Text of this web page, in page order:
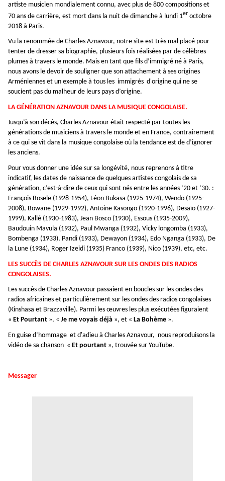
artiste musicien mondialement connu, avec plus de 800 compositions et
70 ans de carrière, est mort dans la nuit de dimanche à lundi 1er octobre
2018 à Paris.
Vu la renommée de Charles Aznavour, notre site est très mal placé pour
tenter de dresser sa biographie, plusieurs fois réalisées par de célèbres
plumes à travers le monde. Mais en tant que fils d’immigré né à Paris,
nous avons le devoir de souligner que son attachement à ses origines
Arméniennes et un exemple à tous les immigrés d'origine qui ne se
soucient pas du malheur de leurs pays d’origine.
LA GÉNÉRATION AZNAVOUR DANS LA MUSIQUE CONGOLAISE.
Jusqu’à son décès, Charles Aznavour était respecté par toutes les
générations de musiciens à travers le monde et en France, contrairement
à ce qui se vit dans la musique congolaise où la tendance est de d’ignorer
les anciens.
Pour vous donner une idée sur sa longévité, nous reprenons à titre
indicatif, les dates de naissance de quelques artistes congolais de sa
génération, c’est-à-dire de ceux qui sont nés entre les années ’20 et ’30. :
François Bosele (1928-1954), Léon Bukasa (1925-1974), Wendo (1925-
2008), Bowane (1929-1992), Antoine Kasongo (1920-1996), Desaïo (1927-
1999), Kallé (1930-1983), Jean Bosco (1930), Essous (1935-2009),
Baudouin Mavula (1932), Paul Mwanga (1932), Vicky longomba (1933),
Bombenga (1933), Pandi (1933), Dewayon (1934), Edo Nganga (1933), De
la Lune (1934), Roger Izeidi (1935) Franco (1939), Nico (1939), etc, etc.
LES SUCCÈS DE CHARLES AZNAVOUR SUR LES ONDES DES RADIOS
CONGOLAISES.
Les succès de Charles Aznavour passaient en boucles sur les ondes des
radios africaines et particulièrement sur les ondes des radios congolaises
(Kinshasa et Brazzaville). Parmi les œuvres les plus exécutées figuraient
« Et Pourtant », « Je me voyais déjà », et « La Bohème ».
En guise d’hommage et d'adieu à Charles Aznavour, nous reproduisons la
vidéo de sa chanson « Et pourtant », trouvée sur YouTube.
Messager